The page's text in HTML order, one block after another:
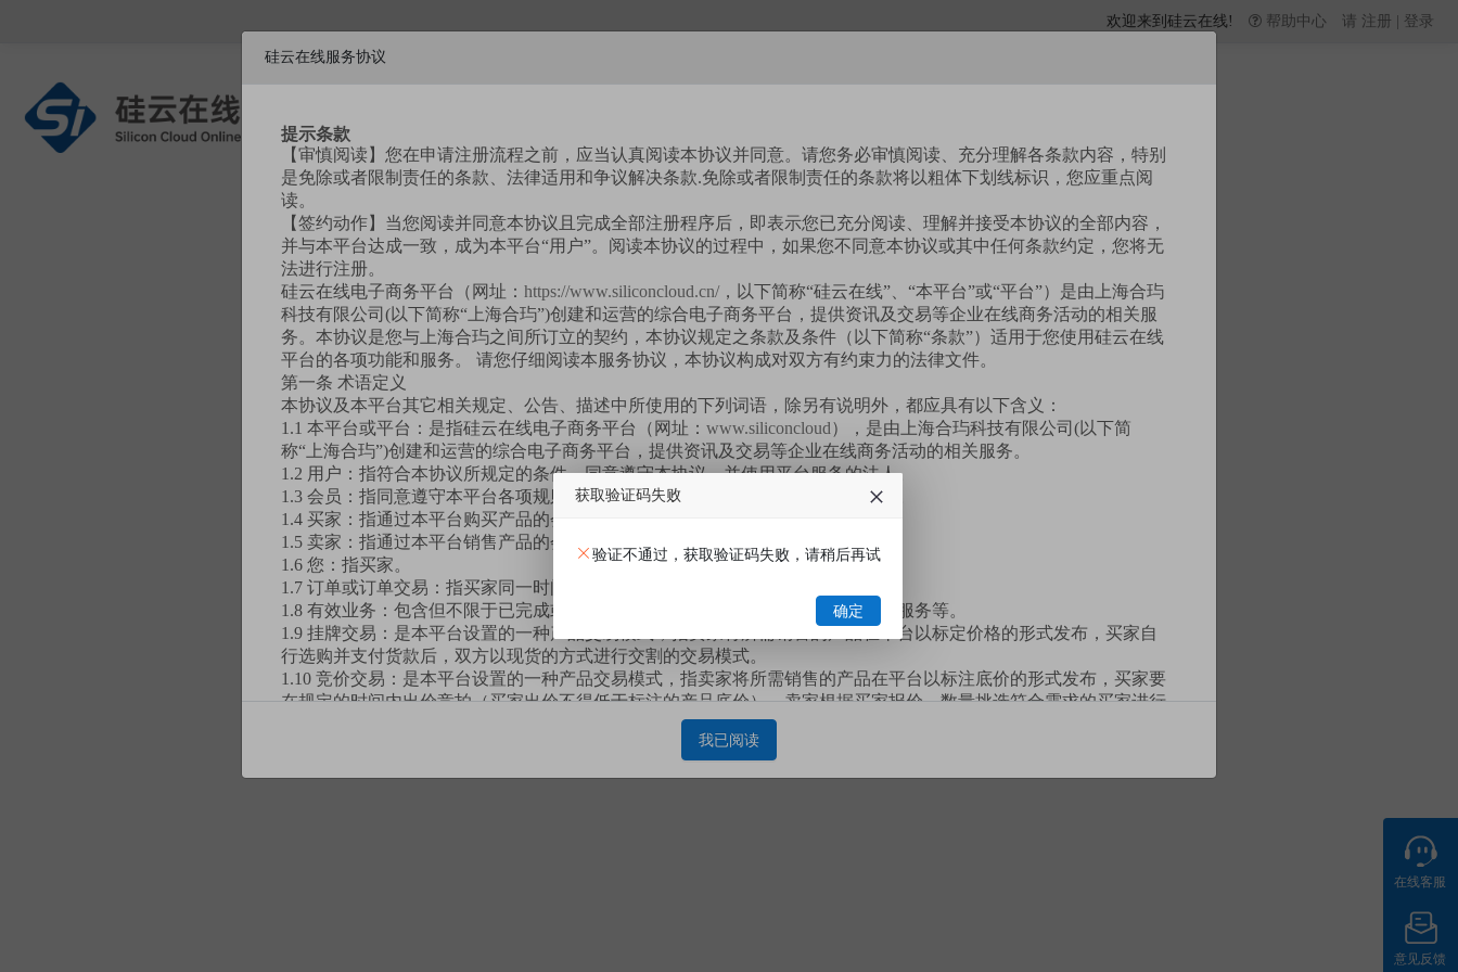
欢迎来到硅云在线! 帮助中心 请 注册 | 登录
硅基新材料商城
用户名
验证码 获取验证码
密码
确认密码
我已阅读并同意遵守《硅云在线服务协议》
硅云在线服务协议
提示条款
【审慎阅读】您在申请注册流程之前，应当认真阅读本协议并同意。请您务必审慎阅读、充分理解各条款内容，特别
是免除或者限制责任的条款、法律适用和争议解决条款.免除或者限制责任的条款将以粗体下划线标识，您应重点阅
读。
【签约动作】当您阅读并同意本协议且完成全部注册程序后，即表示您已充分阅读、理解并接受本协议的全部内容，
并与本平台达成一致，成为本平台“用户”。阅读本协议的过程中，如果您不同意本协议或其中任何条款约定，您将无
法进行注册。
硅云在线电子商务平台（网址： https://www.siliconcloud.cn/，以下简称“硅云在线”、“本平台”或“平台”）是由上海合玙
科技有限公司(以下简称“上海合玙”)创建和运营的综合电子商务平台，提供资讯及交易等企业在线商务活动的相关服
务。本协议是您与上海合玙之间所订立的契约，本协议规定之条款及条件（以下简称“条款”）适用于您使用硅云在线
平台的各项功能和服务。 请您仔细阅读本服务协议，本协议构成对双方有约束力的法律文件。
第一条 术语定义
本协议及本平台其它相关规定、公告、描述中所使用的下列词语，除另有说明外，都应具有以下含义：
1.1 本平台或平台：是指硅云在线电子商务平台（网址： www.siliconcloud），是由上海合玙科技有限公司(以下简
称“上海合玙”)创建和运营的综合电子商务平台，提供资讯及交易等企业在线商务活动的相关服务。
1.2 用户：指符合本协议所规定的条件，同意遵守本协议，并使用平台服务的法人。
1.3 会员：指同意遵守本平台各项规则，完成平台注册流程并通过企业认证的用户。
1.4 买家：指通过本平台购买产品的会员。
1.5 卖家：指通过本平台销售产品的会员。
1.6 您：指买家。
1.7 订单或订单交易：指买家同一时间拍下单款或多款产品的意思表示。
1.8 有效业务：包含但不限于已完成或未完成的交易订单、用户开通或订购的增值服务等。
1.9 挂牌交易：是本平台设置的一种产品交易模式，指卖家将所需销售的产品在平台以标定价格的形式发布，买家自
行选购并支付货款后，双方以现货的方式进行交割的交易模式。
1.10 竞价交易：是本平台设置的一种产品交易模式，指卖家将所需销售的产品在平台以标注底价的形式发布，买家要
在规定的时间内出价竞拍（买家出价不得低于标注的产品底价），卖家根据买家报价、数量挑选符合需求的买家进行
1.11 拼团交易：是本平台设置的一种产品交易模式，指买家必须满足卖家指定的购买量、配送地点及购买的产品品类
我已阅读
在线客服
意见反馈
获取验证码失败
验证不通过，获取验证码失败，请稍后再试
确定